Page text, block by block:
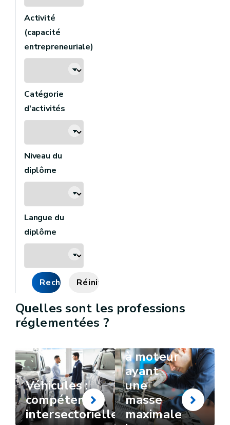
Activité
(capacité
entrepreneuriale)
Catégorie
d'activités
Niveau du
diplôme
Langue du
diplôme
RechercherRéinitialiser
Quelles sont les professions
réglementées ?
Véhicules :
compétences
intersectorielles
à moteur
ayant
une
masse
maximale